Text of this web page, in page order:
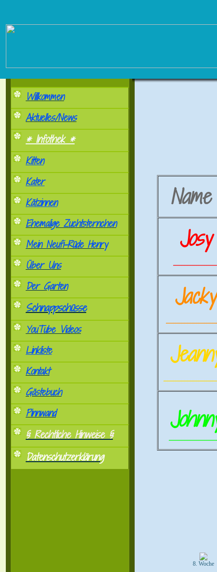
Willkommen
Aktuelles/News
* Infothek *
Kitten
Kater
Kätzinnen
Ehemalige Zuchtsternchen
Mein Neufi-Rüde Henry
Über Uns
Der Garten
Schnappschüsse
YouTube Videos
Linkliste
Kontakt
Gästebuch
Pinnwand
§ Rechtliche Hinweise §
Datenschutzerklärung
Josy
..............................................
8. Woche